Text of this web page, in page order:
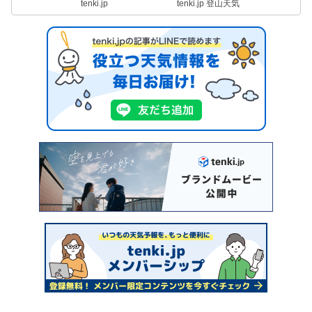
tenki.jp tenki.jp 登山天気